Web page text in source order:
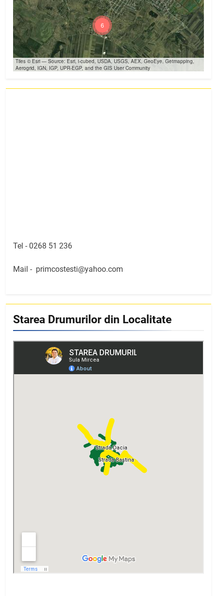
6
Tiles © Esri — Source: Esri, i-cubed, USDA, USGS, AEX, GeoEye, Getmapping,
Aerogrid, IGN, IGP, UPR-EGP, and the GIS User Community
Tel - 0268 51 236
Mail - primcostesti@yahoo.com
Starea Drumurilor din Localitate